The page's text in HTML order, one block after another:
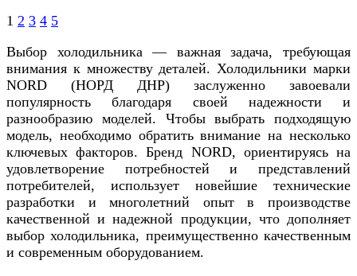
1 2 3 4 5
Выбор холодильника — важная задача, требующая
внимания к множеству деталей. Холодильники марки
NORD (НОРД ДНР) заслуженно завоевали
популярность благодаря своей надежности и
разнообразию моделей. Чтобы выбрать подходящую
модель, необходимо обратить внимание на несколько
ключевых факторов. Бренд NORD, ориентируясь на
удовлетворение потребностей и представлений
потребителей, использует новейшие технические
разработки и многолетний опыт в производстве
качественной и надежной продукции, что дополняет
выбор холодильника, преимущественно качественным
и современным оборудованием.